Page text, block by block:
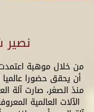
نصير
من خلال موهبة
أن يحقق حضورا
منذ الصغر، صارت آلة
الآلات العالمية